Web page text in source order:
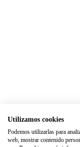
Utilizamos cookies
Podemos utilizarlas para
web, mostrar contenido